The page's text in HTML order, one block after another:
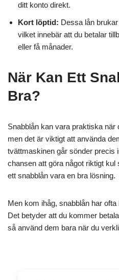
ditt konto direkt.
Kort löptid: Dessa lån
vilket innebär att du betalar
eller få månader.
När Kan Ett
Bra?
Snabblån kan vara praktiska när
men det är viktigt att använda
tvättmaskinen går sönder precis
chansen att göra något riktigt
ett snabblån vara en bra lösning.
Men kom ihåg, snabblån har
Det betyder att du kommer
så använd dem bara när du